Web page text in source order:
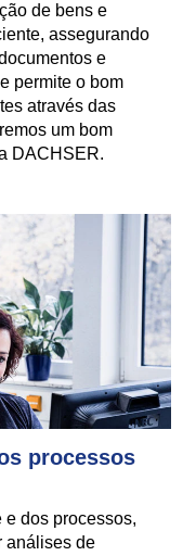
de bens e
assegurando
e
permite o bom
através das
um bom
DACHSER.
processos
e dos processos,
análises de